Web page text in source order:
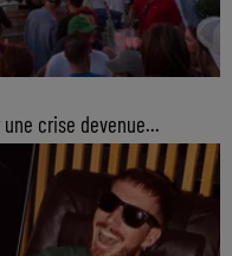
crise devenue...